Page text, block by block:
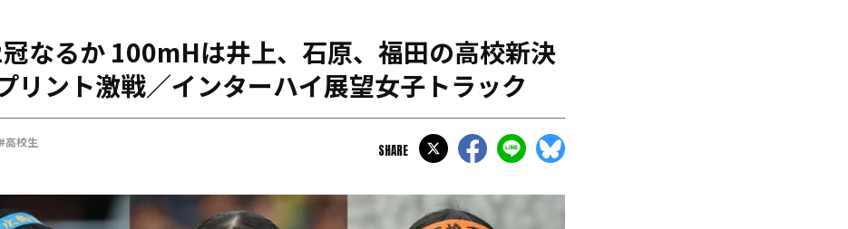
日本学連加盟大学
なるか 100mHは井上、石原、福田の高校新決
リント激戦／インターハイ展望女子トラック
#高校生 SHARE